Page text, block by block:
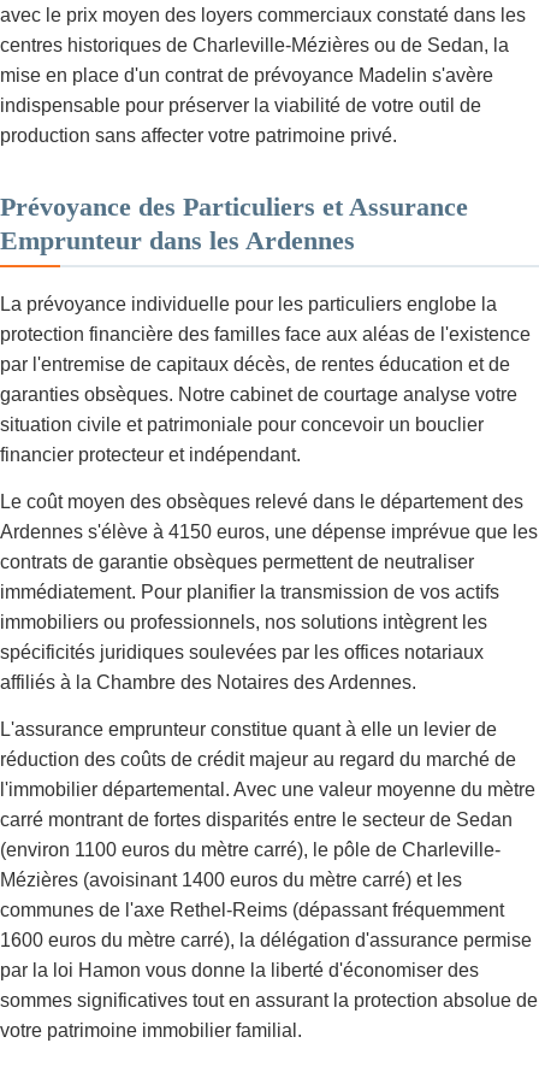
avec le prix moyen des loyers commerciaux constaté dans les
centres historiques de Charleville-Mézières ou de Sedan, la
mise en place d'un contrat de prévoyance Madelin s'avère
indispensable pour préserver la viabilité de votre outil de
production sans affecter votre patrimoine privé.
Prévoyance des Particuliers et Assurance
Emprunteur dans les Ardennes
La prévoyance individuelle pour les particuliers englobe la
protection financière des familles face aux aléas de l'existence
par l'entremise de capitaux décès, de rentes éducation et de
garanties obsèques. Notre cabinet de courtage analyse votre
situation civile et patrimoniale pour concevoir un bouclier
financier protecteur et indépendant.
Le coût moyen des obsèques relevé dans le département des
Ardennes s'élève à 4150 euros, une dépense imprévue que les
contrats de garantie obsèques permettent de neutraliser
immédiatement. Pour planifier la transmission de vos actifs
immobiliers ou professionnels, nos solutions intègrent les
spécificités juridiques soulevées par les offices notariaux
affiliés à la Chambre des Notaires des Ardennes.
L'assurance emprunteur constitue quant à elle un levier de
réduction des coûts de crédit majeur au regard du marché de
l'immobilier départemental. Avec une valeur moyenne du mètre
carré montrant de fortes disparités entre le secteur de Sedan
(environ 1100 euros du mètre carré), le pôle de Charleville-
Mézières (avoisinant 1400 euros du mètre carré) et les
communes de l'axe Rethel-Reims (dépassant fréquemment
1600 euros du mètre carré), la délégation d'assurance permise
par la loi Hamon vous donne la liberté d'économiser des
sommes significatives tout en assurant la protection absolue de
votre patrimoine immobilier familial.